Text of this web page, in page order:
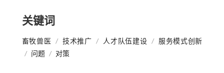
关键词
畜牧兽医 / 技术推广 / 人才队伍建设 / 服务模式创新
/
问题 / 对策